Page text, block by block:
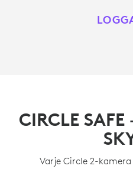
CIRCLE
Varje Circle 2-